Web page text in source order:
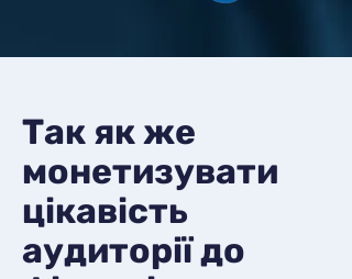
Так як же
монетизувати
цікавість
аудиторії до